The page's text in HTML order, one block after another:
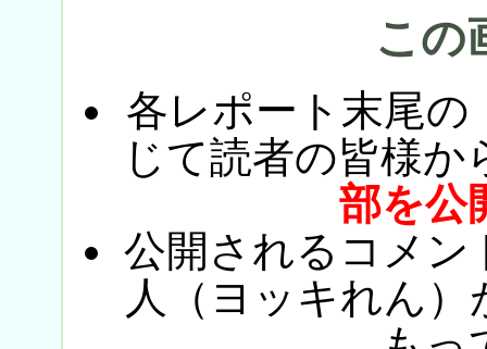
この
各レポート末尾の
じて読者の皆様か
部を公
公開されるコメン
人（ヨッキれん